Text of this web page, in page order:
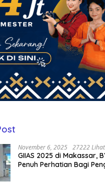
November 6, 2025 27222 Lihat
GIIAS 2025 di Makassar,
Penuh Perhatian Bagi